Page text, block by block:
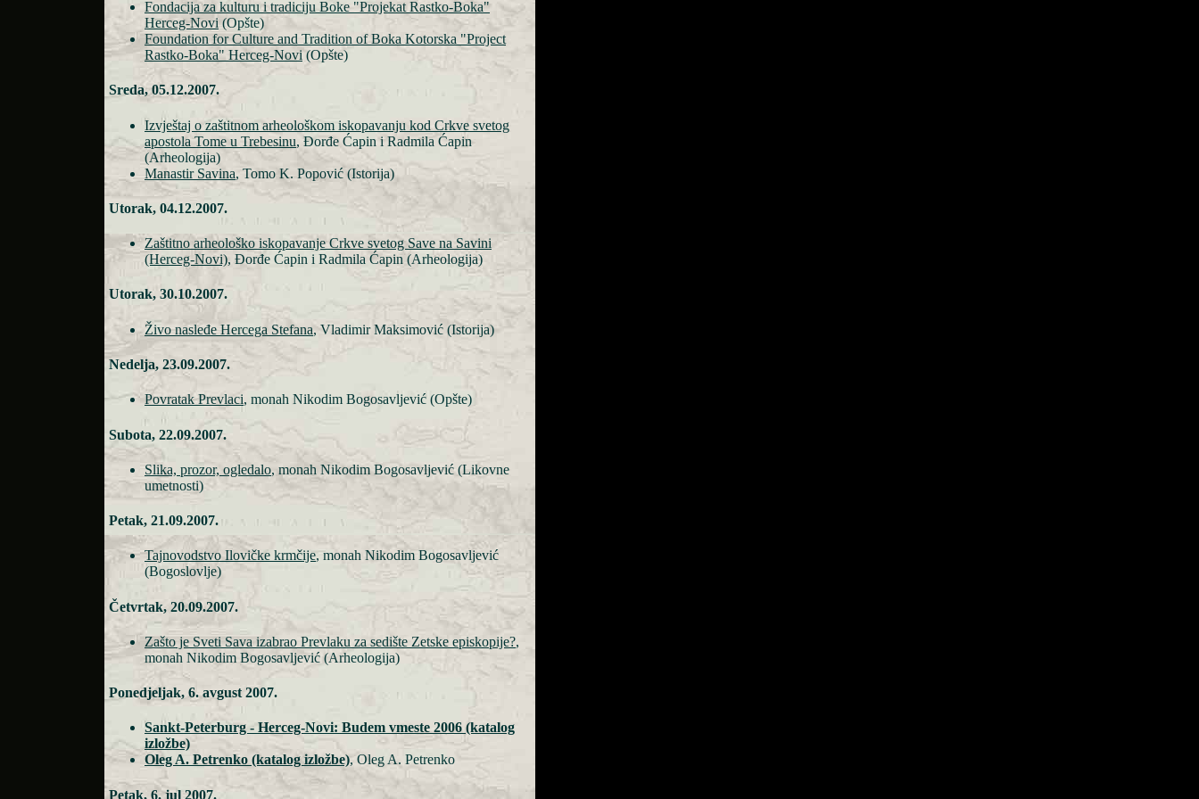
Fondacija za kulturu i tradiciju Boke "Projekat Rastko-Boka"
Herceg-Novi(Opšte)
Foundation for Culture and Tradition of Boka Kotorska "Project
Rastko-Boka" Herceg-Novi(Opšte)
Sreda, 05.12.2007.
Izvještaj o zaštitnom arheološkom iskopavanju kod Crkve svetog
apostola Tome u Trebesinu, Đorđe Ćapin i Radmila Ćapin
(Arheologija)
Manastir Savina, Tomo K. Popović (Istorija)
Utorak, 04.12.2007.
Zaštitno arheološko iskopavanje Crkve svetog Save na Savini
(Herceg-Novi), Đorđe Ćapin i Radmila Ćapin (Arheologija)
Utorak, 30.10.2007.
Živo nasleđe Hercega Stefana, Vladimir Maksimović (Istorija)
Nedelja, 23.09.2007.
Povratak Prevlaci, monah Nikodim Bogosavljević (Opšte)
Subota, 22.09.2007.
Slika, prozor, ogledalo, monah Nikodim Bogosavljević (Likovne
umetnosti)
Petak, 21.09.2007.
Tajnovodstvo Ilovičke krmčije, monah Nikodim Bogosavljević
(Bogoslovlje)
Četvrtak, 20.09.2007.
Zašto je Sveti Sava izabrao Prevlaku za sedište Zetske episkopije?,
monah Nikodim Bogosavljević (Arheologija)
Ponedjeljak, 6. avgust 2007.
Sankt-Peterburg - Herceg-Novi: Budem vmeste 2006 (katalog
izložbe)
Oleg A. Petrenko (katalog izložbe), Oleg A. Petrenko
Petak, 6. jul 2007.